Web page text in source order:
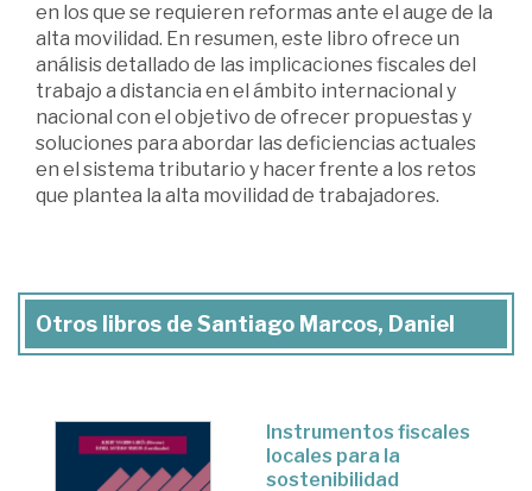
en los que se requieren reformas ante el auge de la
alta movilidad. En resumen, este libro ofrece un
análisis detallado de las implicaciones fiscales del
trabajo a distancia en el ámbito internacional y
nacional con el objetivo de ofrecer propuestas y
soluciones para abordar las deficiencias actuales
en el sistema tributario y hacer frente a los retos
que plantea la alta movilidad de trabajadores.
Otros libros de Santiago Marcos, Daniel
Instrumentos fiscales
locales para la
sostenibilidad